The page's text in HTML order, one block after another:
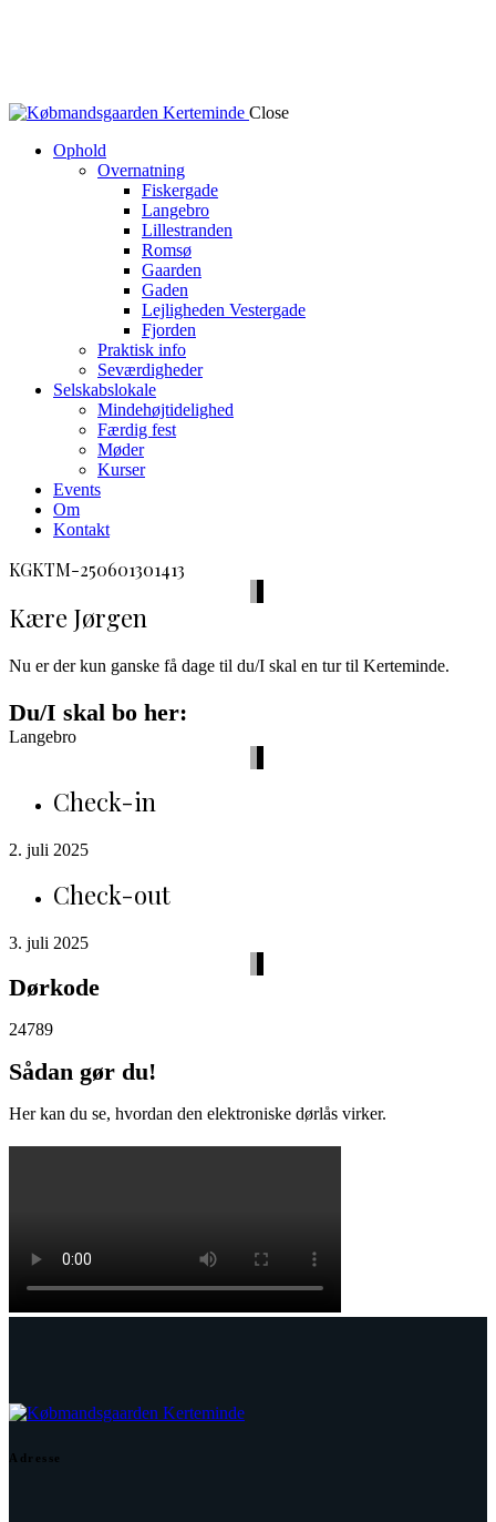
Close
Ophold
Overnatning
Fiskergade
Langebro
Lillestranden
Romsø
Gaarden
Gaden
Lejligheden Vestergade
Fjorden
Praktisk info
Seværdigheder
Selskabslokale
Mindehøjtidelighed
Færdig fest
Møder
Kurser
Events
Om
Kontakt
facebook
envelope-
phone-
KGKTM-250601301413
Kære Jørgen
Nu er der kun ganske få dage til du/I skal en tur til Kerteminde.
Du/I skal bo her:
Langebro
Check-in
2. juli 2025
Check-out
3. juli 2025
Dørkode
24789
Sådan gør du!
Her kan du se, hvordan den elektroniske dørlås virker.
Adresse